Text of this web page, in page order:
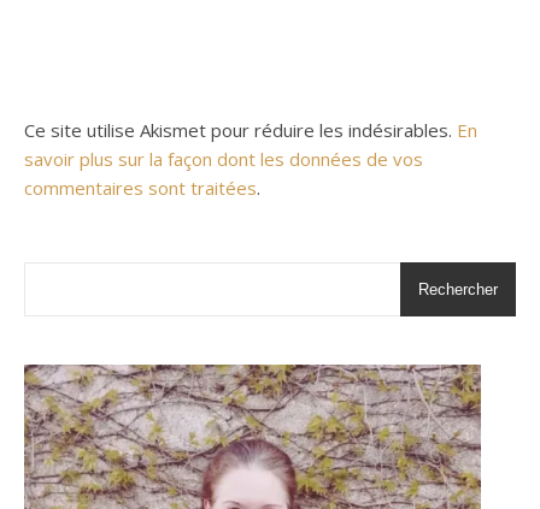
Ce site utilise Akismet pour réduire les indésirables. En
savoir plus sur la façon dont les données de vos
commentaires sont traitées.
Rechercher